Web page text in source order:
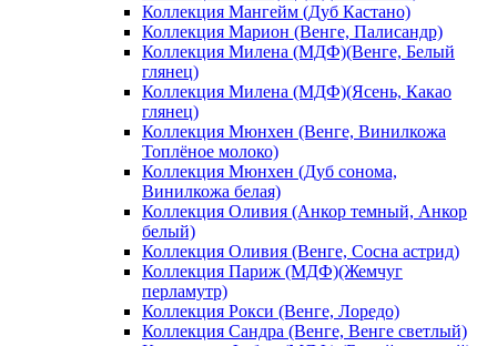
Коллекция Мангейм (Дуб Кастано)
Коллекция Марион (Венге, Палисандр)
Коллекция Милена (МДФ)(Венге, Белый
глянец)
Коллекция Милена (МДФ)(Ясень, Какао
глянец)
Коллекция Мюнхен (Венге, Винилкожа
Топлёное молоко)
Коллекция Мюнхен (Дуб сонома,
Винилкожа белая)
Коллекция Оливия (Анкор темный, Анкор
белый)
Коллекция Оливия (Венге, Сосна астрид)
Коллекция Париж (МДФ)(Жемчуг
перламутр)
Коллекция Рокси (Венге, Лоредо)
Коллекция Сандра (Венге, Венге светлый)